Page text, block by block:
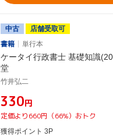
中古
店舗受取可
書籍
単行本
ケータイ行政書士 基礎知識
堂
竹井弘二
¥330円
定価より660円（66%）おトク
獲得ポイント 3P